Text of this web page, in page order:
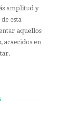
amplitud y
esta
aquellos
en